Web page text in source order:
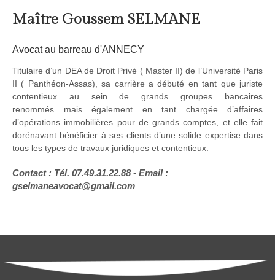
Maître Goussem SELMANE
Avocat au barreau d'ANNECY
Titulaire d’un DEA de Droit Privé ( Master II) de l’Université Paris
II ( Panthéon-Assas), sa carrière a débuté en tant que juriste
contentieux au sein de grands groupes bancaires
renommés mais également en tant chargée d’affaires
d’opérations immobilières pour de grands comptes, et elle fait
dorénavant bénéficier à ses clients d’une solide expertise dans
tous les types de travaux juridiques et contentieux.
Contact : Tél. 07.49.31.22.88 - Email :
gselmaneavocat@gmail.com